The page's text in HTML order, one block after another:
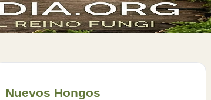
Nuevos Hongos